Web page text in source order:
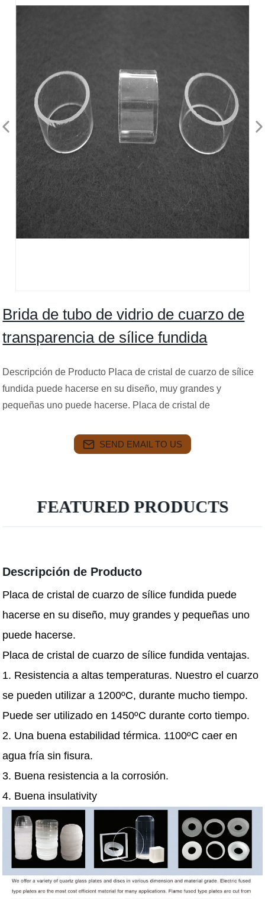
Brida de tubo de vidrio de cuarzo de
transparencia de sílice fundida
Descripción de Producto Placa de cristal de cuarzo de sílice
fundida puede hacerse en su diseño, muy grandes y
pequeñas uno puede hacerse. Placa de cristal de
SEND EMAIL TO US
FEATURED PRODUCTS
Descripción de Producto
Placa de cristal de cuarzo de sílice fundida puede
hacerse en su diseño, muy grandes y pequeñas uno
puede hacerse.
Placa de cristal de cuarzo de sílice fundida ventajas.
1. Resistencia a altas temperaturas. Nuestro el cuarzo
se pueden utilizar a 1200ºC, durante mucho tiempo.
Puede ser utilizado en 1450ºC durante corto tiempo.
2. Una buena estabilidad térmica. 1100ºC caer en
agua fría sin fisura.
3. Buena resistencia a la corrosión.
4. Buena insulativity